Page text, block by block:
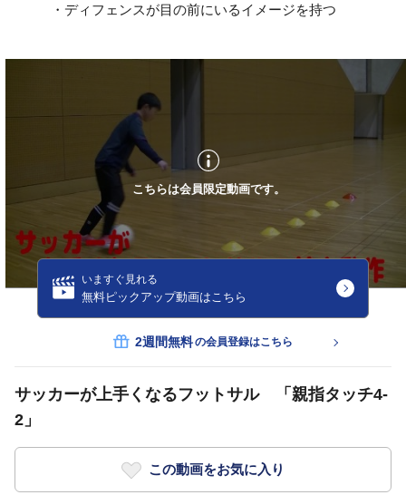
・ディフェンスが目の前にいるイメージを持つ
こちらは会員限定動画です。
いますぐ見れる
無料ピックアップ動画はこちら
2週間無料の会員登録はこちら
サッカーが上手くなるフットサル 「親指タッチ4-
2」
この動画をお気に入り